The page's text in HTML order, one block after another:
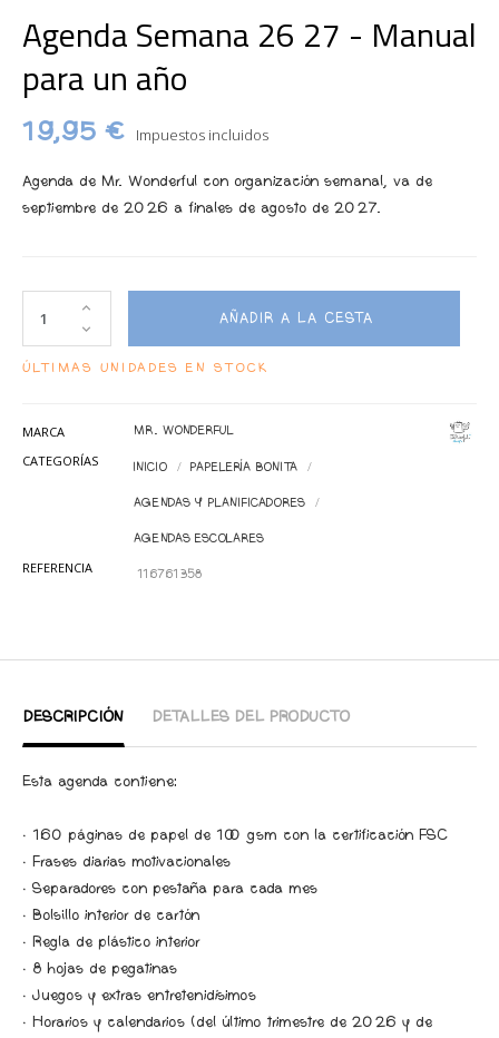
Agenda Semana 26 27 - Manual
para un año
19,95 € Impuestos incluidos
Agenda de Mr. Wonderful con organización semanal, va de
septiembre de 2026 a finales de agosto de 2027.
AÑADIR A LA CESTA
ÚLTIMAS UNIDADES EN STOCK
MARCA MR. WONDERFUL
CATEGORÍAS INICIO PAPELERÍA BONITA
AGENDAS Y PLANIFICADORES
AGENDAS ESCOLARES
REFERENCIA 116761358
DESCRIPCIÓN DETALLES DEL PRODUCTO
Esta agenda contiene:
· 160 páginas de papel de 100 gsm con la certificación FSC
· Frases diarias motivacionales
· Separadores con pestaña para cada mes
· Bolsillo interior de cartón
· Regla de plástico interior
· 8 hojas de pegatinas
· Juegos y extras entretenidísimos
· Horarios y calendarios (del último trimestre de 2026 y de